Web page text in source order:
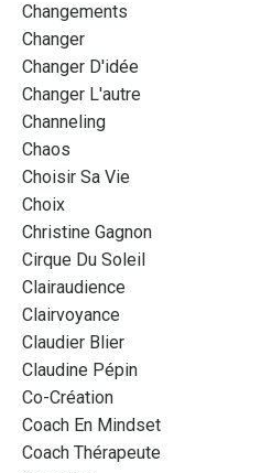
Changements
Changer
Changer D'idée
Changer L'autre
Channeling
Chaos
Choisir Sa Vie
Choix
Christine Gagnon
Cirque Du Soleil
Clairaudience
Clairvoyance
Claudier Blier
Claudine Pépin
Co-Création
Coach En Mindset
Coach Thérapeute